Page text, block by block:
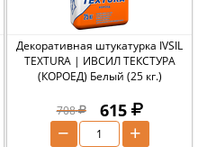
Декоративная штукатурка IVSIL
TEXTURA | ИВСИЛ ТЕКСТУРА
(КОРОЕД) Белый (25 кг.)
708 615
+
−